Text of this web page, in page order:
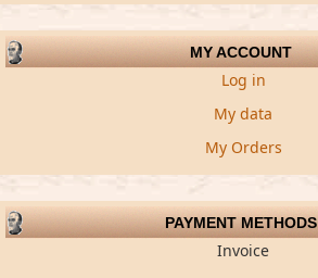
MY ACCOUNT
Log in
My data
My Orders
PAYMENT METHODS
Invoice